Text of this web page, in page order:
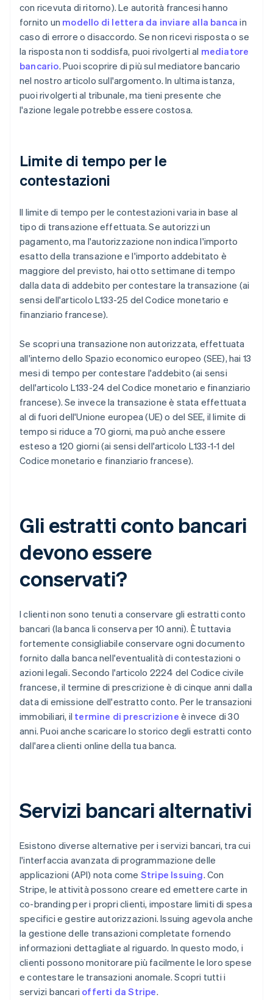
con ricevuta di ritorno). Le autorità francesi hanno
fornito un modello di lettera da inviare alla banca in
caso di errore o disaccordo. Se non ricevi risposta o se
la risposta non ti soddisfa, puoi rivolgerti al mediatore
bancario. Puoi scoprire di più sul mediatore bancario
nel nostro articolo sull'argomento. In ultima istanza,
puoi rivolgerti al tribunale, ma tieni presente che
l'azione legale potrebbe essere costosa.
Limite di tempo per le
contestazioni
Il limite di tempo per le contestazioni varia in base al
tipo di transazione effettuata. Se autorizzi un
pagamento, ma l'autorizzazione non indica l'importo
esatto della transazione e l'importo addebitato è
maggiore del previsto, hai otto settimane di tempo
dalla data di addebito per contestare la transazione (ai
sensi dell'articolo L133-25 del Codice monetario e
finanziario francese).
Se scopri una transazione non autorizzata, effettuata
all'interno dello Spazio economico europeo (SEE), hai 13
mesi di tempo per contestare l'addebito (ai sensi
dell'articolo L133-24 del Codice monetario e finanziario
francese). Se invece la transazione è stata effettuata
al di fuori dell'Unione europea (UE) o del SEE, il limite di
tempo si riduce a 70 giorni, ma può anche essere
esteso a 120 giorni (ai sensi dell'articolo L133-1-1 del
Codice monetario e finanziario francese).
Gli estratti conto bancari
devono essere
conservati?
I clienti non sono tenuti a conservare gli estratti conto
bancari (la banca li conserva per 10 anni). È tuttavia
fortemente consigliabile conservare ogni documento
fornito dalla banca nell'eventualità di contestazioni o
azioni legali. Secondo l'articolo 2224 del Codice civile
francese, il termine di prescrizione è di cinque anni dalla
data di emissione dell'estratto conto. Per le transazioni
immobiliari, il termine di prescrizione è invece di 30
anni. Puoi anche scaricare lo storico degli estratti conto
dall'area clienti online della tua banca.
Servizi bancari alternativi
Esistono diverse alternative per i servizi bancari, tra cui
l'interfaccia avanzata di programmazione delle
applicazioni (API) nota come Stripe Issuing. Con
Stripe, le attività possono creare ed emettere carte in
co-branding per i propri clienti, impostare limiti di spesa
specifici e gestire autorizzazioni. Issuing agevola anche
la gestione delle transazioni completate fornendo
informazioni dettagliate al riguardo. In questo modo, i
clienti possono monitorare più facilmente le loro spese
e contestare le transazioni anomale. Scopri tutti i
servizi bancari offerti da Stripe.